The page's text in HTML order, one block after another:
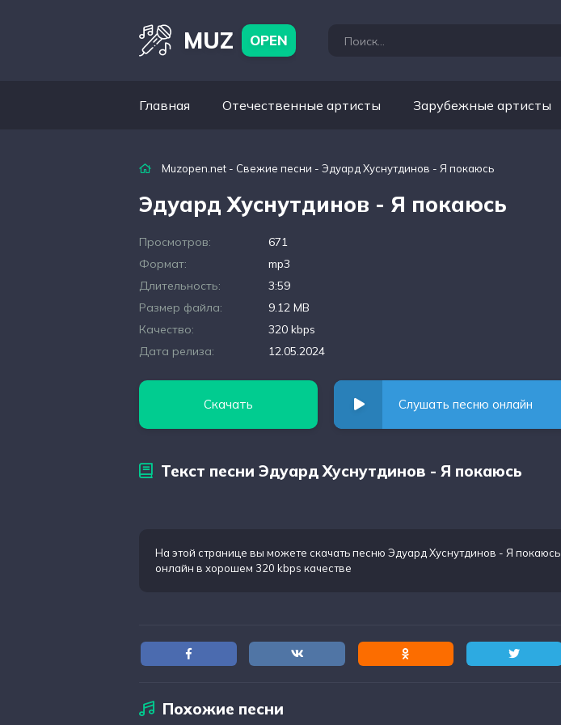
MUZ OPEN
Главная Отечественные артисты Зарубежные артисты
Muzopen.net - Свежие песни - Эдуард Хуснутдинов - Я покаюсь
Эдуард Хуснутдинов - Я покаюсь
Просмотров:
671
Формат:
mp3
Длительность:
3:59
Размер файла:
9.12 MB
Качество:
320 kbps
Дата релиза:
12.05.2024
Скачать Слушать песню онлайн
Текст песни Эдуард Хуснутдинов - Я покаюсь
На этой странице вы можете скачать песню Эдуард Хуснутдинов - Я покаюсь
онлайн в хорошем 320 kbps качестве
Похожие песни